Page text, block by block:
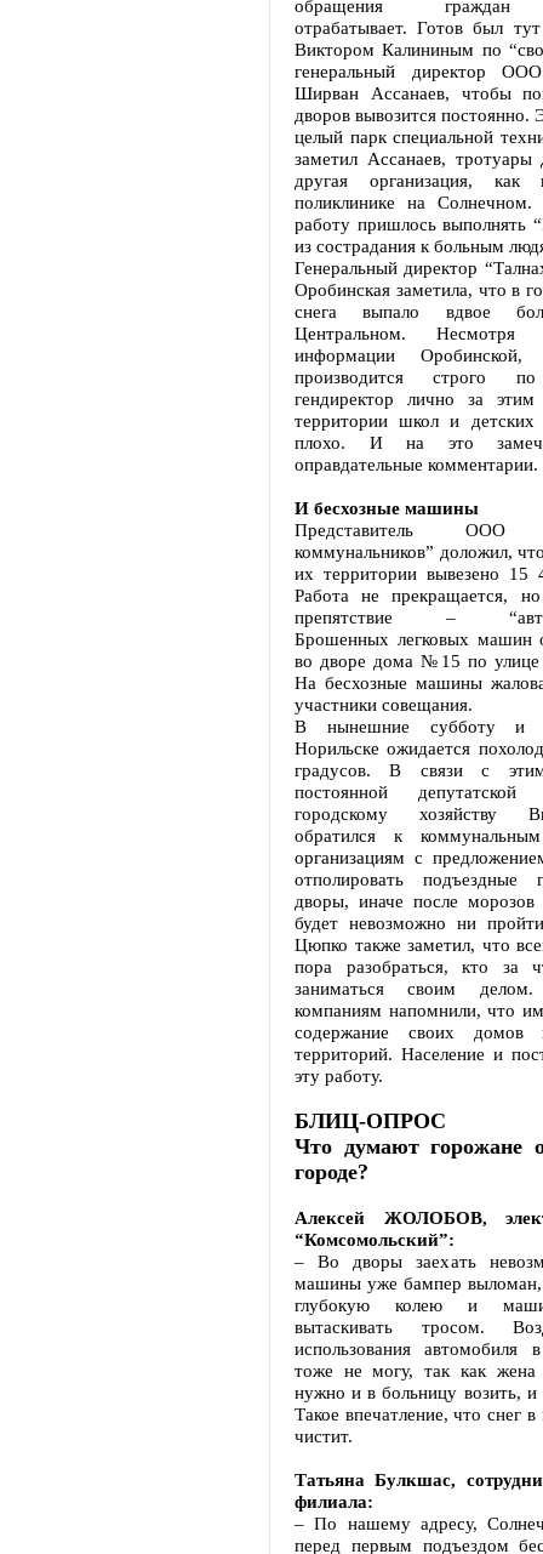
обращения граждан
отрабатывает. Готов был
Виктором Калининым по
генеральный директор
Ширван Ассанаев, чтобы
дворов вывозится постоянно.
целый парк специальной
заметил Ассанаев, тротуары
другая организация,
поликлинике на
работу пришлось выполнять
из сострадания к больным
Генеральный директор
Оробинская заметила, что в
снега выпало вдвое
Центральном.
информации Оробинской,
производится строго
гендиректор лично за
территории школ и детских
плохо. И на это
оправдательные комментарии.
И бесхозные машины
Представитель ООО
коммунальников” доложил,
их территории вывезено 15
Работа не прекращается,
препятствие –
Брошенных легковых машин
во дворе дома №15 по улице
На бесхозные машины
участники совещания.
В нынешние субботу и
Норильске ожидается
градусов. В связи с этим
постоянной
городскому хозяйству
обратился к
организациям с
отполировать подъездные
дворы, иначе после морозов
будет невозможно ни
Цюпко также заметил, что
пора разобраться, кто за
заниматься своим
компаниям напомнили, что
содержание своих домов
территорий. Население и
эту работу.
БЛИЦ-ОПРОС
Что думают горожане
городе?
Алексей ЖОЛОБОВ,
“Комсомольский”:
– Во дворы заехать
машины уже бампер выломан,
глубокую колею и
вытаскивать тросом.
использования автомобиля
тоже не могу, так как жена
нужно и в больницу возить, и
Такое впечатление, что снег
чистит.
Татьяна Булкшас,
филиала:
– По нашему адресу,
перед первым подъездом